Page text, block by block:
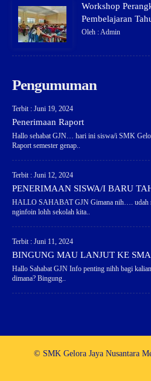
Workshop
Pembelajaran
Oleh : Admin
Pengumuman
Terbit : Juni 19, 2024
Penerimaan Raport
Hallo sehabat GJN… hari ini siswa/i SMK
Raport semester genap..
Terbit : Juni 12, 2024
PENERIMAAN SISWA/I BARU
HALLO SAHABAT GJN Gimana nih…. udah
nginfoin lohh sekolah kita..
Terbit : Juni 11, 2024
BINGUNG MAU LANJUT KE SMA
Hallo Sahabat GJN Info penting nihh bagi
dimana? Bingung..
© SMK Gelora Jaya Nusantara